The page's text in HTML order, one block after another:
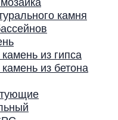
камня
из гипса
из бетона